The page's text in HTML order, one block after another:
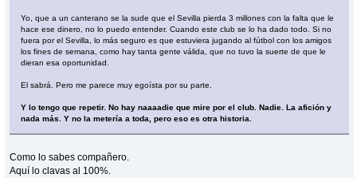
Yo, que a un canterano se la sude que el Sevilla pierda 3 millones con la falta que le
hace ese dinero, no lo puedo entender. Cuando este club se lo ha dado todo. Si no
fuera por el Sevilla, lo más seguro es que estuviera jugando al fútbol con los amigos
los fines de semana, como hay tanta gente válida, que no tuvo la suerte de que le
dieran esa oportunidad.
El sabrá. Pero me parece muy egoísta por su parte.
Y lo tengo que repetir. No hay naaaadie que mire por el club. Nadie. La afición y
nada más. Y no la metería a toda, pero eso es otra historia.
Como lo sabes compañero.
Aquí lo clavas al 100%.